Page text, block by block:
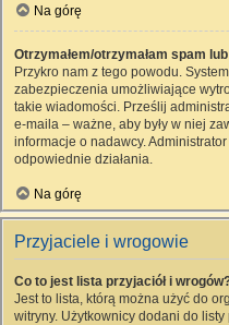
Na górę
Otrzymałem/otrzymałam spam
Przykro nam z tego powodu.
zabezpieczenia umożliwiające
takie wiadomości. Prześlij
e-maila – ważne, aby były w niej
informacje o nadawcy.
odpowiednie działania.
Na górę
Przyjaciele i wrogowie
Co to jest lista przyjaciół i
Jest to lista, którą można użyć do
witryny. Użytkownicy dodani do